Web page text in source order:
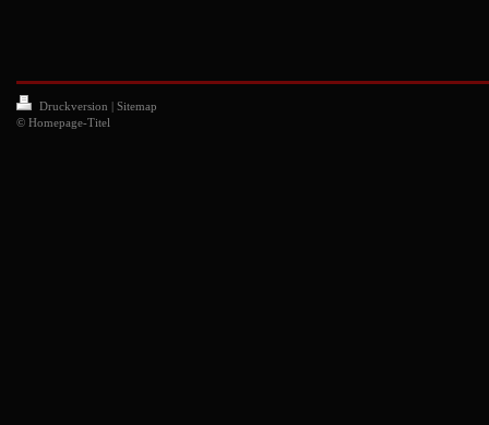
Druckversion | Sitemap
© Homepage-Titel